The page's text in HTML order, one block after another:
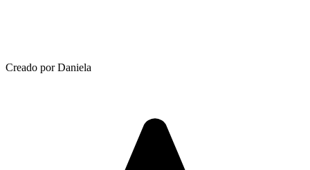
Creado por Daniela